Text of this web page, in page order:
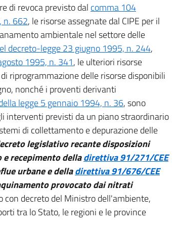
di revoca previsto dal comma 104
n. 662, le risorse assegnate dal CIPE per il
ambientale nel settore delle
decreto-legge 23 giugno 1995, n. 244,
1995, n. 341, le ulteriori risorse
riprogrammazione delle risorse disponibili
nonché i proventi derivanti
legge 5 gennaio 1994, n. 36, sono
interventi previsti da un piano straordinario
di collettamento e depurazione delle
legislativo recante disposizioni
recepimento delladirettiva 91/271/CEE
urbane e delladirettiva 91/676/CEE
provocato dai nitrati
con decreto del Ministro dell'ambiente,
tra lo Stato, le regioni e le province